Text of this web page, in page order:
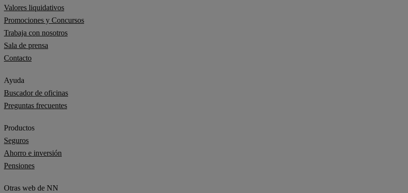
Valores liquidativos
Promociones y Concursos
Trabaja con nosotros
Sala de prensa
Contacto
Ayuda
Buscador de oficinas
Preguntas frecuentes
Productos
Seguros
Ahorro e inversión
Pensiones
Otras web de NN